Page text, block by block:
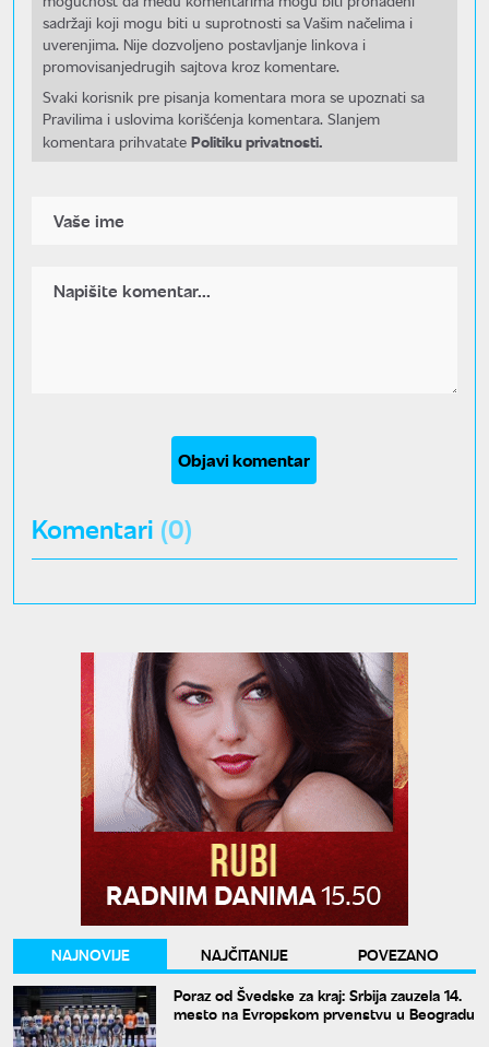
sadržaji koji mogu biti u suprotnosti sa Vašim načelima i
uverenjima. Nije dozvoljeno postavljanje linkova i
promovisanjedrugih sajtova kroz komentare.
Svaki korisnik pre pisanja komentara mora se upoznati sa
Pravilima i uslovima korišćenja komentara. Slanjem
komentara prihvatate Politiku privatnosti.
Objavi komentar
Komentari (0)
NAJNOVIJE NAJČITANIJE
POVEZANO
Poraz od Švedske za kraj: Srbija zauzela 14.
mesto na Evropskom prvenstvu u Beogradu